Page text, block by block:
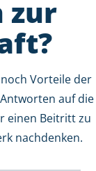
zur
Vorteile der
auf die
einen Beitritt zu
nachdenken.